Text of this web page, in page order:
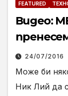
FEATURED
Видео:
24/07/2016
Може би
Ник Лий да